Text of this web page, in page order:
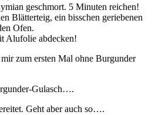
geschmort. 5 Minuten reichen!
Blätterteig, ein bisschen geriebenen
Ofen.
Alufolie abdecken!
zum ersten Mal ohne Burgunder
Gulasch….
Geht aber auch so….